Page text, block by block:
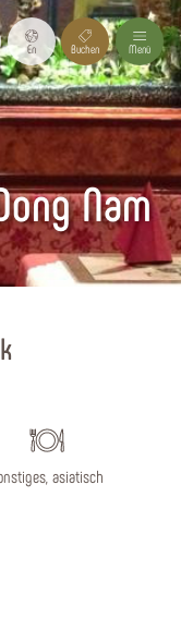
En Buchen Menü
Nam
asiatisch